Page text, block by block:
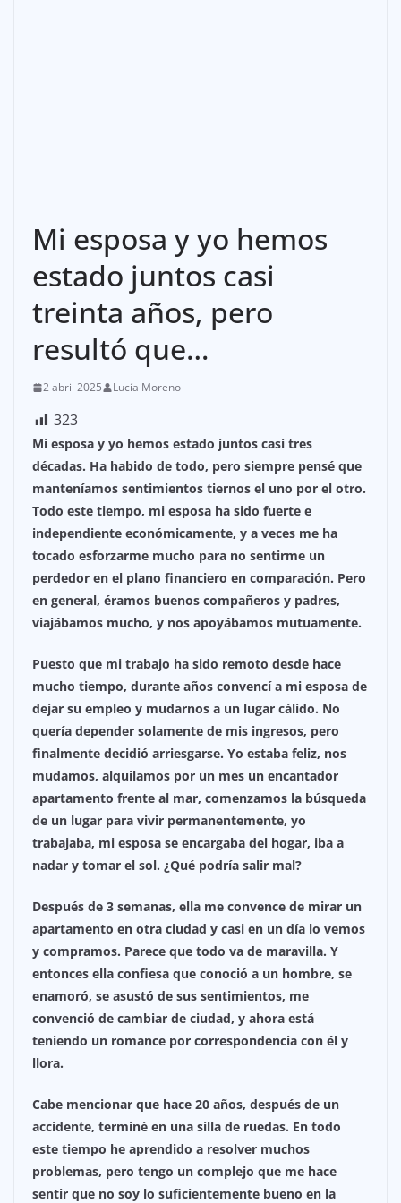
Mi esposa y yo hemos
estado juntos casi
treinta años, pero
resultó que…
2 abril 2025 Lucía Moreno
323
Mi esposa y yo hemos estado juntos casi tres
décadas. Ha habido de todo, pero siempre pensé que
manteníamos sentimientos tiernos el uno por el otro.
Todo este tiempo, mi esposa ha sido fuerte e
independiente económicamente, y a veces me ha
tocado esforzarme mucho para no sentirme un
perdedor en el plano financiero en comparación. Pero
en general, éramos buenos compañeros y padres,
viajábamos mucho, y nos apoyábamos mutuamente.
Puesto que mi trabajo ha sido remoto desde hace
mucho tiempo, durante años convencí a mi esposa de
dejar su empleo y mudarnos a un lugar cálido. No
quería depender solamente de mis ingresos, pero
finalmente decidió arriesgarse. Yo estaba feliz, nos
mudamos, alquilamos por un mes un encantador
apartamento frente al mar, comenzamos la búsqueda
de un lugar para vivir permanentemente, yo
trabajaba, mi esposa se encargaba del hogar, iba a
nadar y tomar el sol. ¿Qué podría salir mal?
Después de 3 semanas, ella me convence de mirar un
apartamento en otra ciudad y casi en un día lo vemos
y compramos. Parece que todo va de maravilla. Y
entonces ella confiesa que conoció a un hombre, se
enamoró, se asustó de sus sentimientos, me
convenció de cambiar de ciudad, y ahora está
teniendo un romance por correspondencia con él y
llora.
Cabe mencionar que hace 20 años, después de un
accidente, terminé en una silla de ruedas. En todo
este tiempo he aprendido a resolver muchos
problemas, pero tengo un complejo que me hace
sentir que no soy lo suficientemente bueno en la